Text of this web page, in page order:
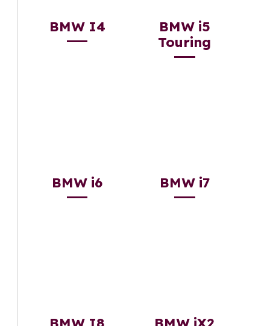
BMW I4
BMW i5
Touring
BMW i6 BMW i7